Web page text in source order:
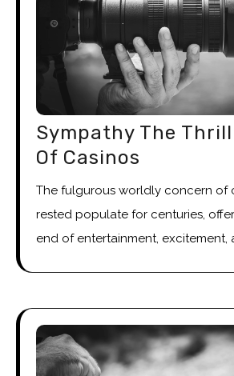
Sympathy The
Of Casinos
The fulgurous worldly concern of
rested populate for centuries,
end of entertainment, excitement,